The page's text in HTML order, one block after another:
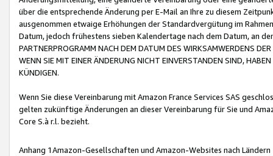
über die entsprechende Änderung per E-Mail an Ihre zu diesem
ausgenommen etwaige Erhöhungen der Standardvergütung im
Datum, jedoch frühestens sieben Kalendertage nach dem Datum, an
PARTNERPROGRAMM NACH DEM DATUM DES WIRKSAMWERDENS
WENN SIE MIT EINER ÄNDERUNG NICHT EINVERSTANDEN SIND,
KÜNDIGEN.
Wenn Sie diese Vereinbarung mit Amazon France Services SAS
gelten zukünftige Änderungen an dieser Vereinbarung für Sie und
Core S.à r.l. bezieht.
Anhang 1Amazon-Gesellschaften und Amazon-Websites nach Ländern